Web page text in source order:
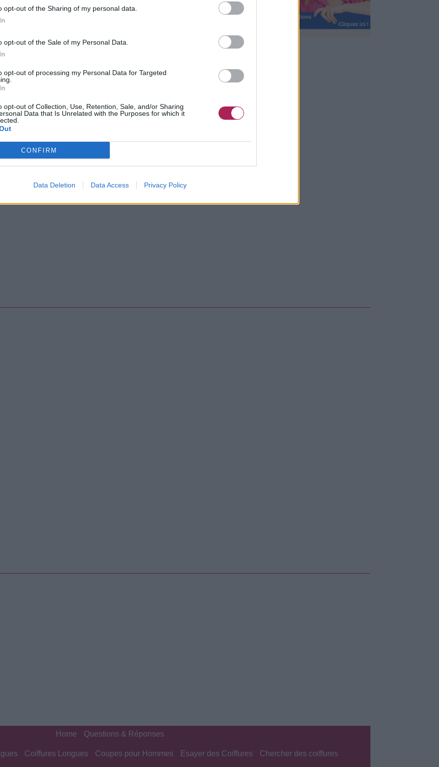
opt-out of the Sharing of my personal data.
opt-out of the Sale of my Personal Data.
opt-out of processing my Personal Data for Targeted
opt-out of Collection, Use, Retention, Sale, and/or Sharing
Data that Is Unrelated with the Purposes for which it
CONFIRM
Data Deletion Data Access Privacy Policy
calmes lorsqu'ils voient que les cheveux de leurs amis
beaucoup de stress émotionnel et de maux de tête.
sur les frais fixes liés à la gestion d'un salon
classique ? Si c'est le cas, travaillez dans un salon
pendant au moins six mois. Si vous avez toujours le
vous serez probablement heureuse lorsque vous
enfants.
Home Questions & Réponses
Coiffures Longues Coupes pour Hommes Esayer des Coiffures Chercher des coiffures